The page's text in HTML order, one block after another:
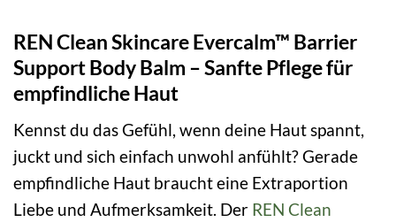
REN Clean Skincare Evercalm™ Barrier
Support Body Balm – Sanfte Pflege für
empfindliche Haut
Kennst du das Gefühl, wenn deine Haut spannt,
juckt und sich einfach unwohl anfühlt? Gerade
empfindliche Haut braucht eine Extraportion
Liebe und Aufmerksamkeit. Der REN Clean